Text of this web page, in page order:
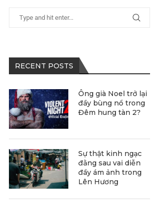
RECENT POSTS
Ông già Noel trở lại
đầy bùng nổ trong
Đêm hung tàn 2?
Sự thật kinh ngạc
đằng sau vai diễn
đầy ám ảnh trong
Lên Hương